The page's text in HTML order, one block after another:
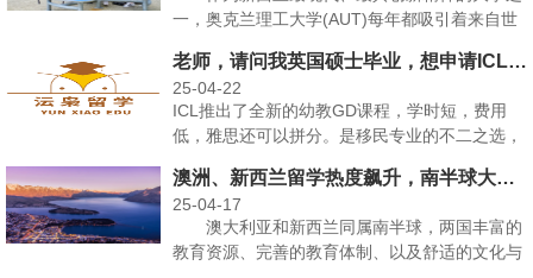
一，奥克兰理工大学(AUT)每年都吸引着来自世
老师，请问我英国硕士毕业，想申请ICL的幼教GD课程，请问毕业后多久可以申请幼教资格证？
25-04-22
ICL推出了全新的幼教GD课程，学时短，费用
低，雅思还可以拼分。是移民专业的不二之选，
澳洲、新西兰留学热度飙升，南半球大学好在哪？
25-04-17
澳大利亚和新西兰同属南半球，两国丰富的
教育资源、完善的教育体制、以及舒适的文化与